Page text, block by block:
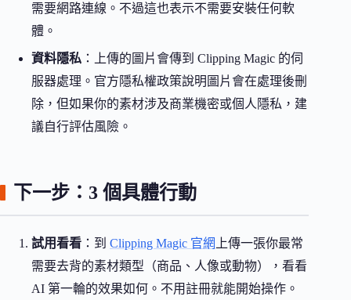
需要網路連線。不過這也表示不需要安裝任何軟
體。
資料隱私 ：上傳的圖片會傳到 Clipping Magic 的伺
服器處理。官方隱私權政策說明圖片會在處理後刪
除，但如果你的素材涉及商業機密或個人隱私，建
議自行評估風險。
下一步：3 個具體行動
試用看看 ：到 Clipping Magic 官網 上傳一張你最常
需要去背的素材類型（商品、人像或動物），看看
AI 第一輪的效果如何。不用註冊就能開始操作。